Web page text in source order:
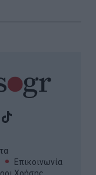
Επικοινωνία
Χρήσης